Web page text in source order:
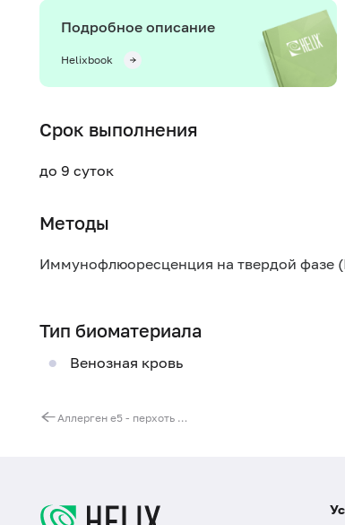
Подробное описание
Helixbook
Срок выполнения
до 9 суток
Методы
Иммунофлюоресценция на твердой фазе
Тип биоматериала
Венозная кровь
Аллерген e5 - перхоть собаки, IgE (ImmunoCAP)